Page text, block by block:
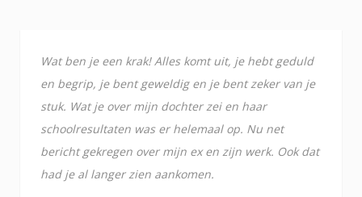
Wat ben je een krak! Alles komt uit, je hebt geduld
en begrip, je bent geweldig en je bent zeker van je
stuk. Wat je over mijn dochter zei en haar
schoolresultaten was er helemaal op. Nu net
bericht gekregen over mijn ex en zijn werk. Ook dat
had je al langer zien aankomen.